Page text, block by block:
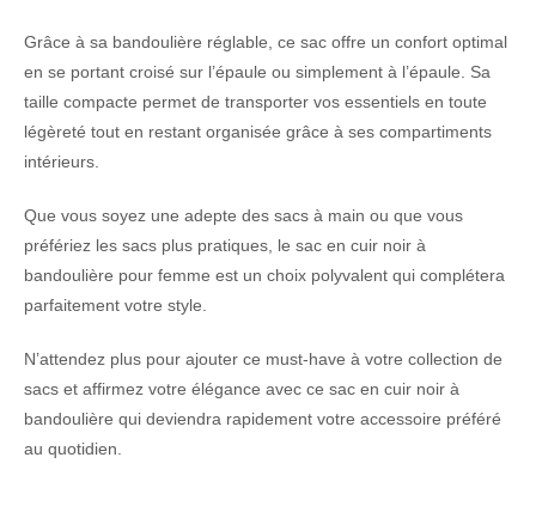
Grâce à sa bandoulière réglable, ce sac offre un confort optimal
en se portant croisé sur l’épaule ou simplement à l’épaule. Sa
taille compacte permet de transporter vos essentiels en toute
légèreté tout en restant organisée grâce à ses compartiments
intérieurs.
Que vous soyez une adepte des sacs à main ou que vous
préfériez les sacs plus pratiques, le sac en cuir noir à
bandoulière pour femme est un choix polyvalent qui complétera
parfaitement votre style.
N’attendez plus pour ajouter ce must-have à votre collection de
sacs et affirmez votre élégance avec ce sac en cuir noir à
bandoulière qui deviendra rapidement votre accessoire préféré
au quotidien.